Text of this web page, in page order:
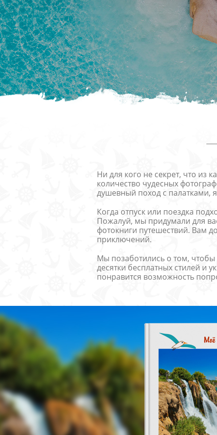
Фотокниги о путешествиях
Выпускные альбомы
Кулинарные книги
Ни для кого не секрет, что из
количество чудесных
душевный поход с палатками,
Когда отпуск или поездка
Пожалуй, мы придумали для
фотокниги путешествий. Вам
приключений.
Мы позаботились о том,
десятки бесплатных стилей и
понравится возможность